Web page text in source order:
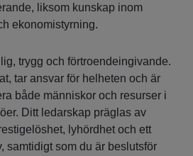
liksom kunskap inom
ekonomistyrning.
trygg och förtroendeingivande.
tar ansvar för helheten och är
både människor och resurser i
Ditt ledarskap präglas av
lyhördhet och ett
samtidigt som du är beslutsför